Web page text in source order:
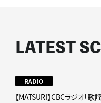
LATEST
RADIO
【MATSURI】CBCラジオ「